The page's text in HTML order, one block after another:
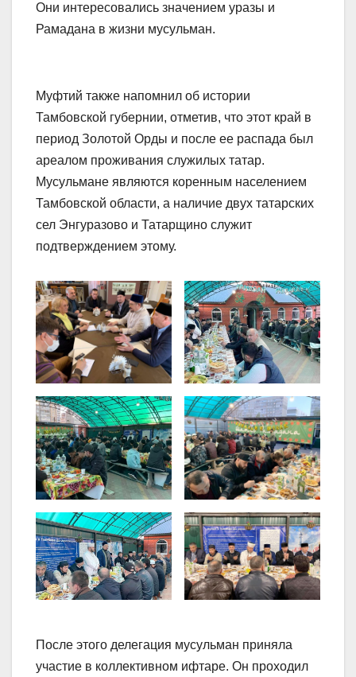
Они интересовались значением уразы и
Рамадана в жизни мусульман.
Муфтий также напомнил об истории
Тамбовской губернии, отметив, что этот край в
период Золотой Орды и после ее распада был
ареалом проживания служилых татар.
Мусульмане являются коренным населением
Тамбовской области, а наличие двух татарских
сел Энгуразово и Татарщино служит
подтверждением этому.
После этого делегация мусульман приняла
участие в коллективном ифтаре. Он проходил